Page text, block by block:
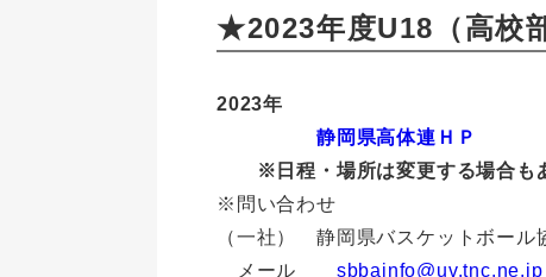
★2023年度U18（高校
2023年
静岡県高体連ＨＰ
※日程・場所は変更する場合もあ
※問い合わせ
（一社） 静岡県バスケットボー
メール sbbainfo@uv.tnc.ne.jp